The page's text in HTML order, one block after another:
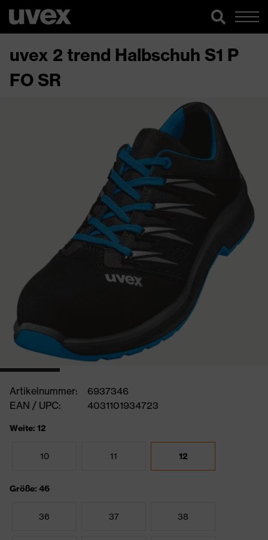
uvex 2 trend Halbschuh S1 P
FO SR
Artikelnummer:
6937346
EAN / UPC:
4031101934723
Weite: 12
10 11 12
Größe: 46
36 37 38